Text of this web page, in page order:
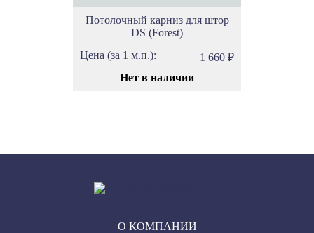
Потолочный карниз для штор
DS (Forest)
Цена (за 1 м.п.):
1 660 ₽
Нет в наличии
О КОМПАНИИ